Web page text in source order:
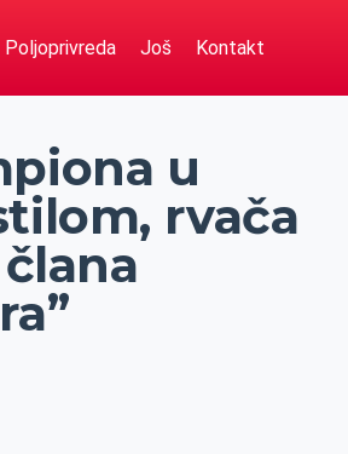
Poljoprivreda Još Kontakt
u
rvača